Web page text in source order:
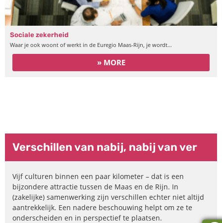
Sociale zekerheid
Waar je ook woont of werkt in de Euregio Maas-Rijn, je wordt…
» MORE
Verschillen van nabij, nabij van ver
Vijf culturen binnen een paar kilometer – dat is een
bijzondere attractie tussen de Maas en de Rijn. In
(zakelijke) samenwerking zijn verschillen echter niet altijd
aantrekkelijk. Een nadere beschouwing helpt om ze te
onderscheiden en in perspectief te plaatsen.